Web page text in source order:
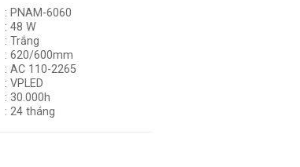
là:
1.380.000 ₫.
: PNAM-6060
: 48 W
: Trắng
: 620/600mm
: AC 110-2265
: VPLED
: 30.000h
: 24 tháng
600x600 số lượng